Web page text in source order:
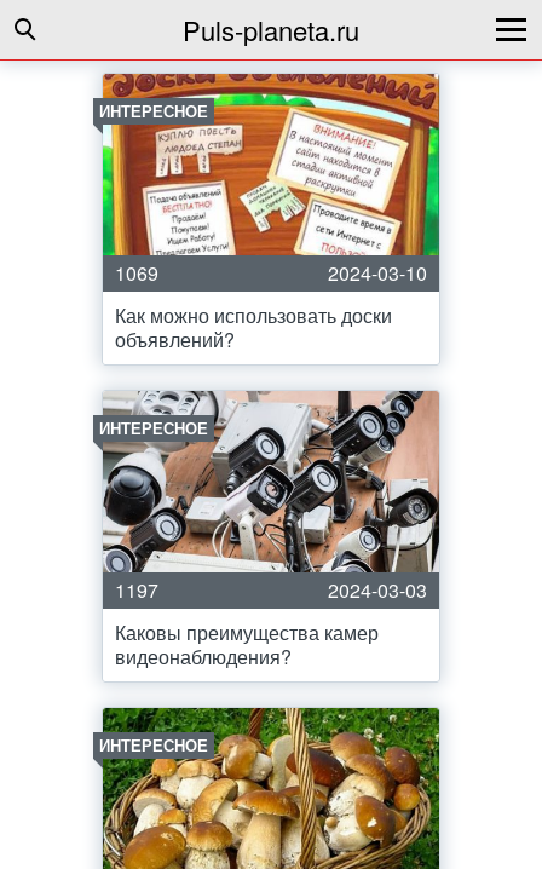
Puls-planeta.ru
ИНТЕРЕСНОЕ
1069
2024-03-10
Как можно использовать доски
объявлений?
ИНТЕРЕСНОЕ
1197
2024-03-03
Каковы преимущества камер
видеонаблюдения?
ИНТЕРЕСНОЕ